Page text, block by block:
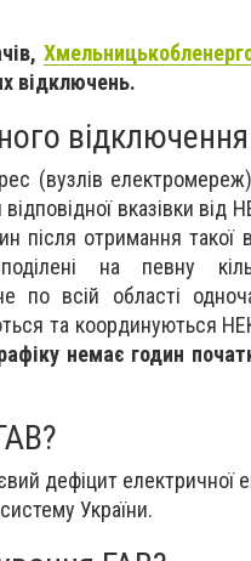
відключень.
(вузлів
вказівки від
після отримання такої
на певну
по всій області
та координуються
немає годин
дефіцит електричної
України.